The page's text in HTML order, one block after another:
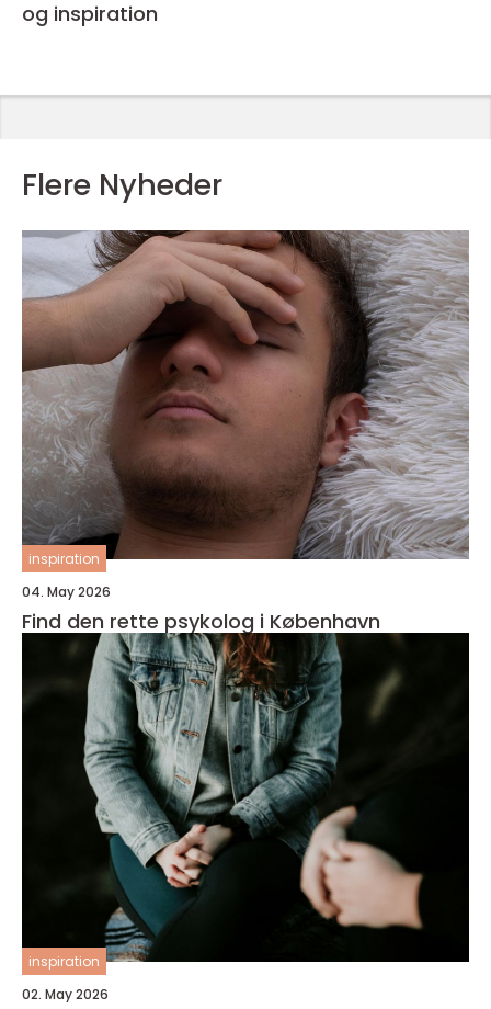
og inspiration
Flere Nyheder
inspiration
04. May 2026
Find den rette psykolog i København
inspiration
02. May 2026